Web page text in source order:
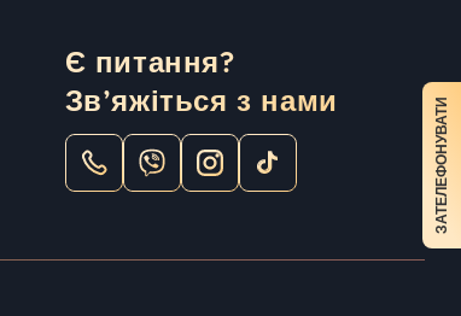
Є питання?
Зв’яжіться з нами
ЗАТЕЛЕФОНУВАТИ